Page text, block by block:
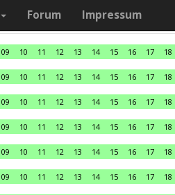
Forum Impressum
09 10 11 12 13 14 15 16 17 18
09 10 11 12 13 14 15 16 17 18
09 10 11 12 13 14 15 16 17 18
09 10 11 12 13 14 15 16 17 18
09 10 11 12 13 14 15 16 17 18
09 10 11 12 13 14 15 16 17 18